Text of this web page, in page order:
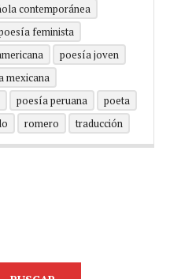
contemporánea
feminista
poesía joven
mexicana
poesía peruana
poeta
romero traducción